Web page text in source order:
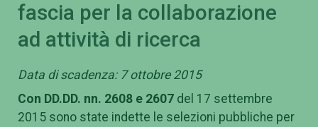
fascia per la collaborazione
ad attività di ricerca
Data di scadenza: 7 ottobre 2015
Con DD.DD. nn. 2608 e 2607 del 17 settembre
2015 sono state indette le selezioni pubbliche per